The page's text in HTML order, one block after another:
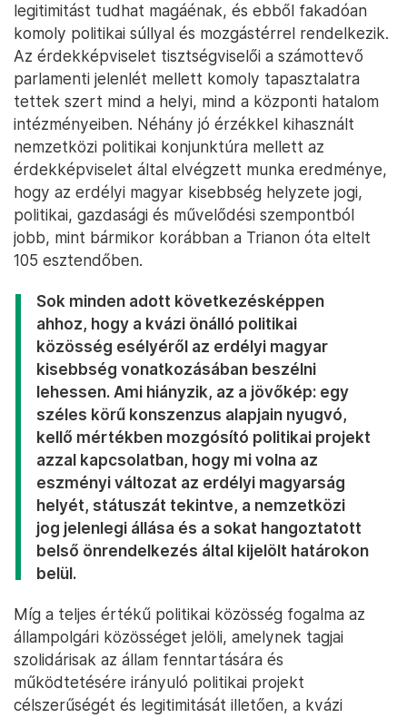
legitimitást tudhat magáénak, és ebből fakadóan
komoly politikai súllyal és mozgástérrel rendelkezik.
Az érdekképviselet tisztségviselői a számottevő
parlamenti jelenlét mellett komoly tapasztalatra
tettek szert mind a helyi, mind a központi hatalom
intézményeiben. Néhány jó érzékkel kihasznált
nemzetközi politikai konjunktúra mellett az
érdekképviselet által elvégzett munka eredménye,
hogy az erdélyi magyar kisebbség helyzete jogi,
politikai, gazdasági és művelődési szempontból
jobb, mint bármikor korábban a Trianon óta eltelt
105 esztendőben.
Sok minden adott következésképpen
ahhoz, hogy a kvázi önálló politikai
közösség esélyéről az erdélyi magyar
kisebbség vonatkozásában beszélni
lehessen. Ami hiányzik, az a jövőkép: egy
széles körű konszenzus alapjain nyugvó,
kellő mértékben mozgósító politikai projekt
azzal kapcsolatban, hogy mi volna az
eszményi változat az erdélyi magyarság
helyét, státuszát tekintve, a nemzetközi
jog jelenlegi állása és a sokat hangoztatott
belső önrendelkezés által kijelölt határokon
belül.
Míg a teljes értékű politikai közösség fogalma az
állampolgári közösséget jelöli, amelynek tagjai
szolidárisak az állam fenntartására és
működtetésére irányuló politikai projekt
célszerűségét és legitimitását illetően, a kvázi